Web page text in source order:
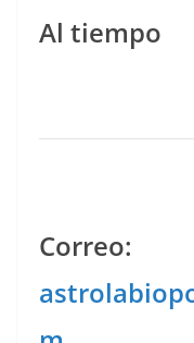
Al tiempo
Correo: